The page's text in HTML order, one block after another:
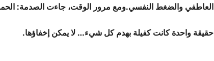
العاطفي والضغط النفسي.ومع مرور الوقت، جاءت الصدمة:
حقيقة واحدة كانت كفيلة بهدم كل شيء… لا يمكن إخفاؤها.